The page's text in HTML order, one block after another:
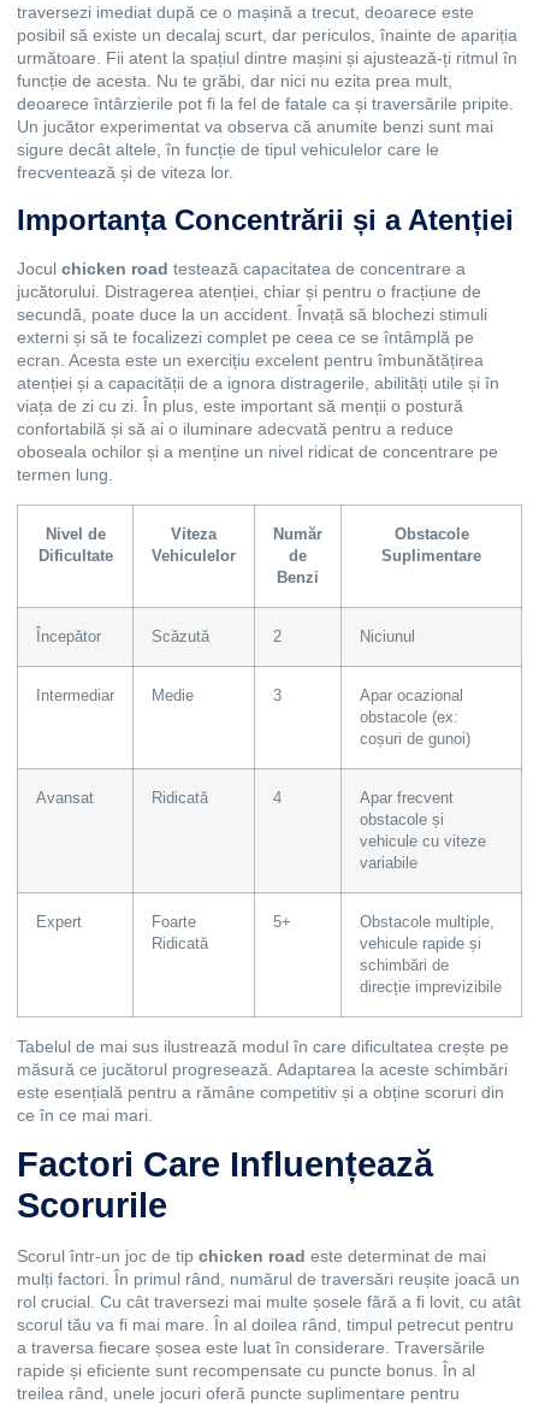
traversezi imediat după ce o mașină a trecut, deoarece este
posibil să existe un decalaj scurt, dar periculos, înainte de apariția
următoare. Fii atent la spațiul dintre mașini și ajustează-ți ritmul în
funcție de acesta. Nu te grăbi, dar nici nu ezita prea mult,
deoarece întârzierile pot fi la fel de fatale ca și traversările pripite.
Un jucător experimentat va observa că anumite benzi sunt mai
sigure decât altele, în funcție de tipul vehiculelor care le
frecventează și de viteza lor.
Importanța Concentrării și a Atenției
Jocul chicken road testează capacitatea de concentrare a
jucătorului. Distragerea atenției, chiar și pentru o fracțiune de
secundă, poate duce la un accident. Învață să blochezi stimuli
externi și să te focalizezi complet pe ceea ce se întâmplă pe
ecran. Acesta este un exercițiu excelent pentru îmbunătățirea
atenției și a capacității de a ignora distragerile, abilități utile și în
viața de zi cu zi. În plus, este important să menții o postură
confortabilă și să ai o iluminare adecvată pentru a reduce
oboseala ochilor și a menține un nivel ridicat de concentrare pe
termen lung.
Nivel de
Dificultate
Viteza
Vehiculelor
Număr
de
Benzi
Obstacole
Suplimentare
Începător Scăzută 2 Niciunul
Intermediar Medie 3
Apar ocazional
obstacole (ex:
coșuri de gunoi)
Avansat Ridicată 4
Apar frecvent
obstacole și
vehicule cu viteze
variabile
Expert
Foarte
Ridicată
5+
Obstacole multiple,
vehicule rapide și
schimbări de
direcție imprevizibile
Tabelul de mai sus ilustrează modul în care dificultatea crește pe
măsură ce jucătorul progresează. Adaptarea la aceste schimbări
este esențială pentru a rămâne competitiv și a obține scoruri din
ce în ce mai mari.
Factori Care Influențează
Scorurile
Scorul într-un joc de tip chicken road este determinat de mai
mulți factori. În primul rând, numărul de traversări reușite joacă un
rol crucial. Cu cât traversezi mai multe șosele fără a fi lovit, cu atât
scorul tău va fi mai mare. În al doilea rând, timpul petrecut pentru
a traversa fiecare șosea este luat în considerare. Traversările
rapide și eficiente sunt recompensate cu puncte bonus. În al
treilea rând, unele jocuri oferă puncte suplimentare pentru